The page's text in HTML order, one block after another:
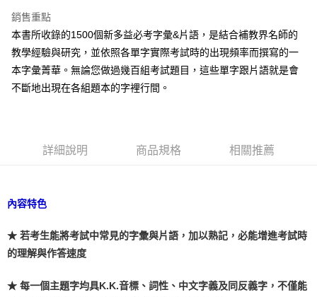
運送方式
宅配
每筆NT$80，滿NT$800(含以上)免運費
銷售重點
本書所收錄的1500個新多益必考字彙&片語，是結合補教界名師的
教學經驗與研究，並依照各單字實際考試時的出現頻率而撰寫的一
本字彙菁華。無論您做過幾百組考試題目，這些單字跟片語就是會
不斷地出現在各組題本的字裡行間。
詳細說明 商品規格 相關推薦
內容特色
★ 若考生能將考試中常見的字彙與片語，加以熟記，必能增進考試時
的理解與作答速度
★ 每一個主題字均具K.K.音標、詞性、中文字義及同反義字，不僅能